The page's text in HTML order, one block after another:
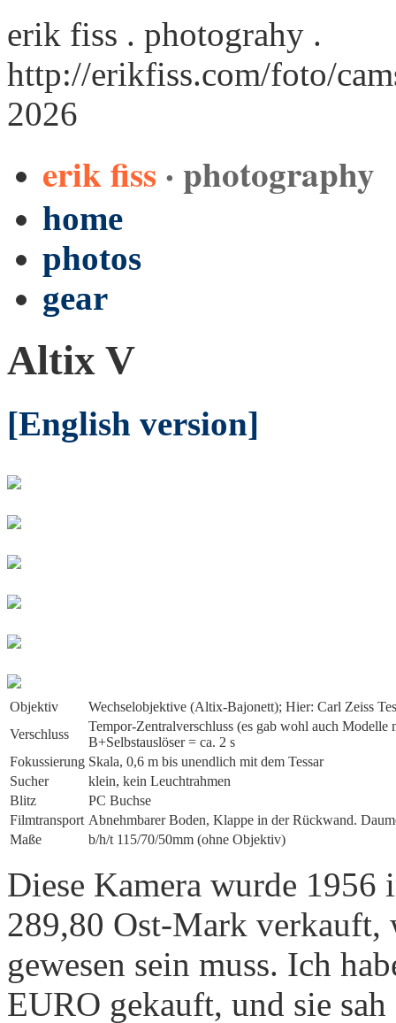
erik fiss . photograhy .
http://erikfiss.com/foto/
2026
erik fiss · photography
home
photos
gear
Altix V
[English version]
Objektiv
Wechselobjektive (Altix-Bajonett); Hier: Carl Zeiss
Verschluss
Tempor-Zentralverschluss (es gab wohl auch
B+Selbstauslöser = ca. 2 s
Fokussierung Skala, 0,6 m bis unendlich mit dem Tessar
Sucher
klein, kein Leuchtrahmen
Blitz
PC Buchse
Film­transport Abnehmbarer Boden, Klappe in der Rückwand.
Maße
b/h/t 115/70/50mm (ohne Objektiv)
Diese Kamera wurde
289,80 Ost-Mark verkauft,
gewesen sein muss. Ich
EURO gekauft, und sie